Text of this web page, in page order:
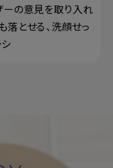
の意見を取り入れ
落とせる、洗顔せっ